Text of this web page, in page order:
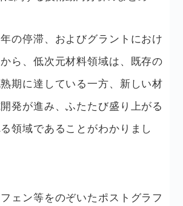
の停滞、およびグラントにおけ
ら、低次元材料領域は、既存の
期に達している一方、新しい材
発が進み、ふたたび盛り上がる
領域であることがわかりまし
ェン等をのぞいたポストグラフ